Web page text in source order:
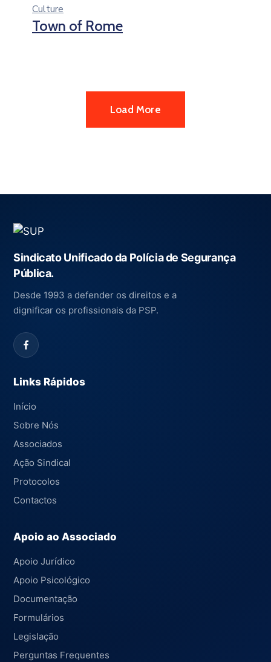
Culture
Town of Rome
Load More
Sindicato Unificado da Polícia de Segurança
Pública.
Desde 1993 a defender os direitos e a
dignificar os profissionais da PSP.
Links Rápidos
Início
Sobre Nós
Associados
Ação Sindical
Protocolos
Contactos
Apoio ao Associado
Apoio Jurídico
Apoio Psicológico
Documentação
Formulários
Legislação
Perguntas Frequentes